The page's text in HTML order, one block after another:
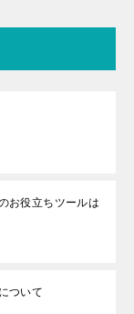
お役立ちツールは
ついて